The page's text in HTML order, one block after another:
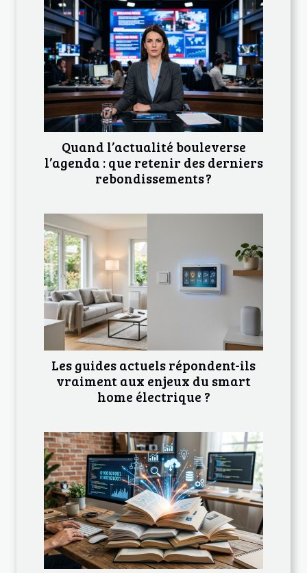
Quand l’actualité bouleverse
l’agenda : que retenir des derniers
rebondissements ?
Les guides actuels répondent-ils
vraiment aux enjeux du smart
home électrique ?